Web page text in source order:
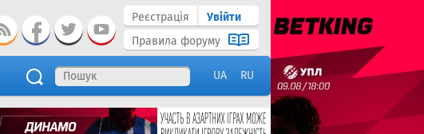
Реєстрація
Увійти
Правила форуму
UA RU